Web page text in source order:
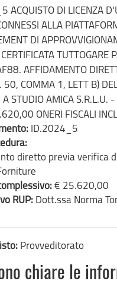
ACQUISTO DI LICENZA
ALLA
DI
TUTTOGARE
AFFIDAMENTO
50, COMMA 1, LETT B)
STUDIO AMICA S.R.L.U. -
ONERI FISCALI
ID.2024_5
diretto previa verifica
€ 25.620,00
RUP: Dott.ssa Norma
Provveditorato
chiare le